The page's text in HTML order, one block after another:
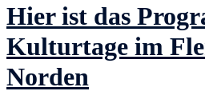
Hier ist das
Kulturtage im
Norden